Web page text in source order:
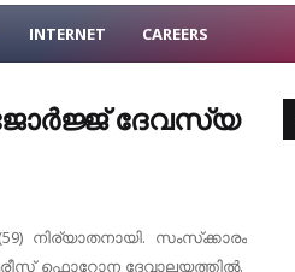
INTERNET CAREERS
ജോര്‍ജ്ജ് ദേവസ്യ
നിര്യാതനായി. സംസ്‌ക്കാരം
ഫൊറോന ദേവാലയത്തില്‍.